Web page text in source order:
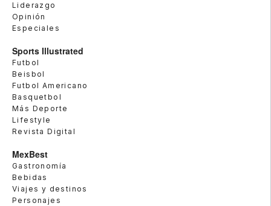
Liderazgo
Opinión
Especiales
Sports Illustrated
Futbol
Beisbol
Futbol Americano
Basquetbol
Más Deporte
Lifestyle
Revista Digital
MexBest
Gastronomía
Bebidas
Viajes y destinos
Personajes